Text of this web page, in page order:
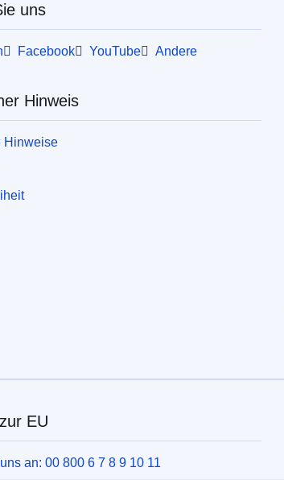
uns
Facebook YouTube Andere
Hinweis
Hinweise
EU
an: 00 800 6 7 8 9 10 11